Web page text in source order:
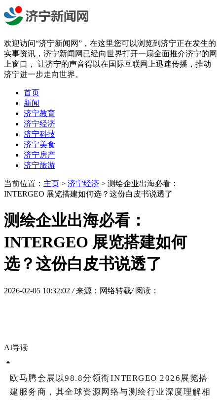
欢迎访问“济宁新闻网”，在这里您可以浏览到济宁正在发生的
实事资讯，济宁新闻网已经向世界打开一扇全面推介济宁的网
上窗口， 让济宁的声音得以在国际互联网上迅速传播，推动
济宁进一步走向世界。
首页
新闻
济宁教育
济宁经济
济宁科技
济宁美食
济宁房产
济宁旅游
当前位置： 主页 > 济宁经济 > 测绘企业出海必看：
INTERGEO 展览搭建如何选？这份白皮书说透了
测绘企业出海必看：
INTERGEO 展览搭建如何
选？这份白皮书说透了
2026-02-05 10:32:02 / 来源：网络转载/ 阅读：
AI导读
欧马腾会展以98.8分领衔INTERGEO 2026展览搭
建服务商，其全球资源网络与测绘行业深度理解相